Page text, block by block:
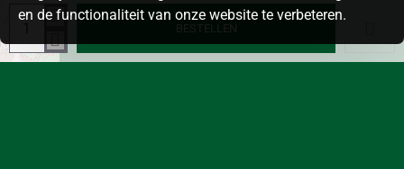
en de functionaliteit van onze website te verbeteren.
BESTELLEN